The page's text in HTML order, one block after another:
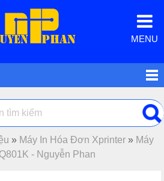
MENU
» Máy In Hóa Đơn Xprinter » Máy
- Nguyễn Phan